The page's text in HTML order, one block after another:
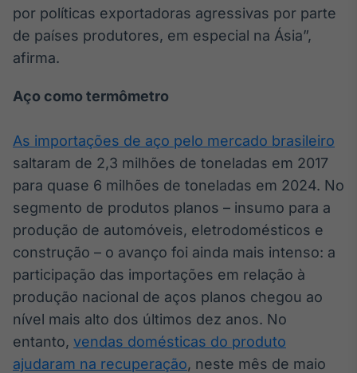
Monitoramento
inteligente de
A melhor
plataforma para
analisar fundos
de investimento
BroadFast
Em breve
por políticas exportadoras agressivas por parte
de países produtores, em especial na Ásia”,
afirma.
Aço como termômetro
As importações de aço pelo mercado brasileiro
saltaram de 2,3 milhões de toneladas em 2017
para quase 6 milhões de toneladas em 2024. No
segmento de produtos planos – insumo para a
produção de automóveis, eletrodomésticos e
construção – o avanço foi ainda mais intenso: a
participação das importações em relação à
produção nacional de aços planos chegou ao
nível mais alto dos últimos dez anos. No
entanto, vendas domésticas do produto
ajudaram na recuperação, neste mês de maio